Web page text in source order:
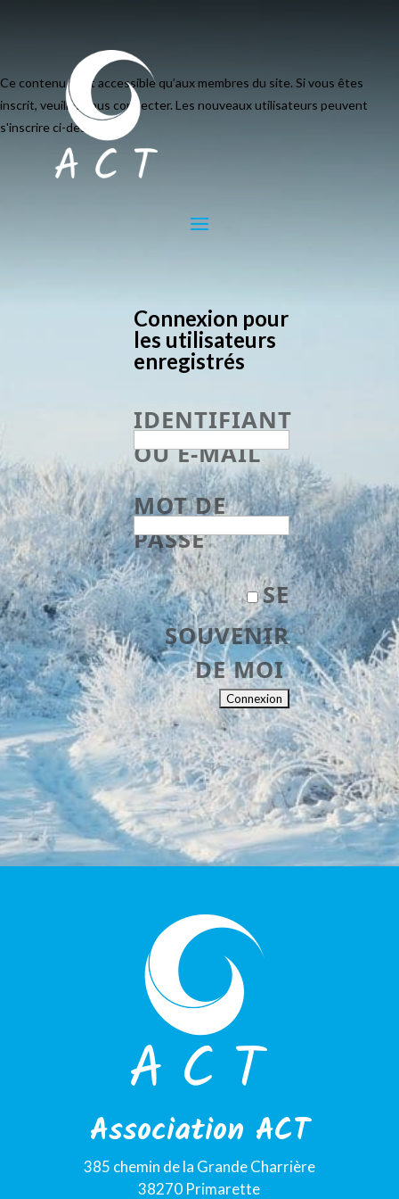
Ce contenu n’est accessible qu’aux membres du site. Si vous êtes
inscrit, veuillez vous connecter. Les nouveaux utilisateurs peuvent
s'inscrire ci-dessous.
Connexion pour
les utilisateurs
enregistrés
IDENTIFIANT
OU E-MAIL
MOT DE
PASSE
SE
SOUVENIR
DE MOI
Association ACT
385 chemin de la Grande Charrière
38270 Primarette